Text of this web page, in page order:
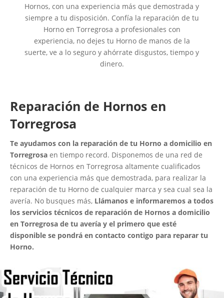
Hornos, con una experiencia más que demostrada y
siempre a tu disposición. Confía la reparación de tu
Horno en Torregrosa a profesionales con
experiencia, no dejes tu Horno de manos de la
suerte, ve a lo seguro y ahórrate disgustos, tiempo y
dinero.
Reparación de Hornos en
Torregrosa
Te ayudamos con la reparación de tu Horno a domicilio en
Torregrosa en tiempo record. Disponemos de una red de
técnicos de Hornos en Torregrosa altamente cualificados
con una experiencia más que demostrada, para realizar la
reparación de tu Horno de cualquier marca y sea cual sea la
avería. No busques más, Llámanos e informaremos a todos
los servicios técnicos de reparación de Hornos a domicilio
en Torregrosa de tu avería y el primero que esté
disponible se pondrá en contacto contigo para reparar tu
Horno.